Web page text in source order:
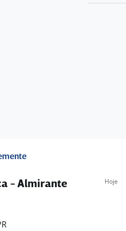
- Almirante
Hoje